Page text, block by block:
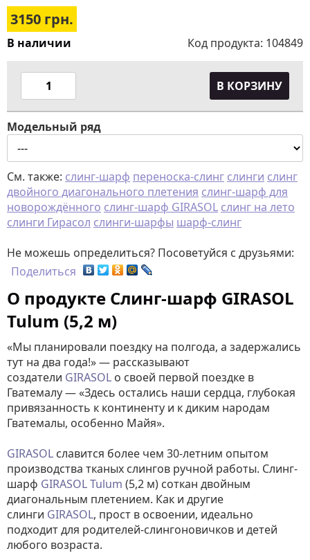
3150 грн.
В наличии Код продукта: 104849
В КОРЗИНУ
Модельный ряд
См. также: слинг-шарф переноска-слинг слинги слинг
двойного диагонального плетения слинг-шарф для
новорождённого слинг-шарф GIRASOL слинг на лето
слинги Гирасол слинги-шарфы шарф-слинг
Не можешь определиться? Посоветуйся с друзьями:
Поделиться
О продукте Слинг-шарф GIRASOL
Tulum (5,2 м)
«Мы планировали поездку на полгода, а задержались
тут на два года!» — рассказывают
создатели GIRASOL о своей первой поездке в
Гватемалу — «Здесь остались наши сердца, глубокая
привязанность к континенту и к диким народам
Гватемалы, особенно Майя».
GIRASOL славится более чем 30-летним опытом
производства тканых слингов ручной работы. Слинг-
шарф GIRASOLTulum (5,2 м) соткан двойным
диагональным плетением. Как и другие
слинги GIRASOL, прост в освоении, идеально
подходит для родителей-слингоновичков и детей
любого возраста.